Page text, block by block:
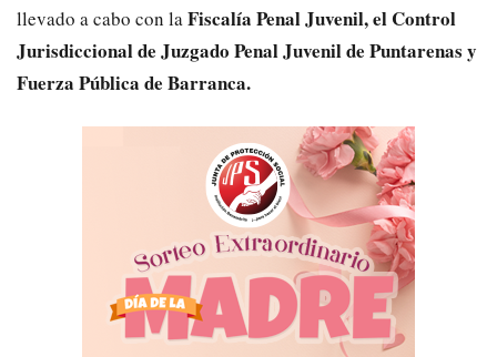
llevado a cabo con laFiscalía Penal Juvenil, el Control
Jurisdiccional de Juzgado Penal Juvenil de Puntarenas y
Fuerza Pública de Barranca.